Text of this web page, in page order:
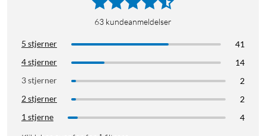
63 kundeanmeldelser
5 stjerner
41
4 stjerner
14
3 stjerner
2
2 stjerner
2
1 stjerne
4